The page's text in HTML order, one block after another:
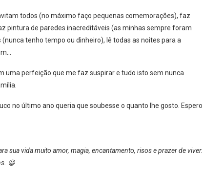
todos (no máximo faço pequenas comemorações), faz
pintura de paredes inacreditáveis (as minhas sempre foram
tenho tempo ou dinheiro), lê todas as noites para a
uma perfeição que me faz suspirar e tudo isto sem nunca
no último ano queria que soubesse o quanto lhe gosto. Espero
sua vida muito amor, magia, encantamento, risos e prazer de viver.
😀